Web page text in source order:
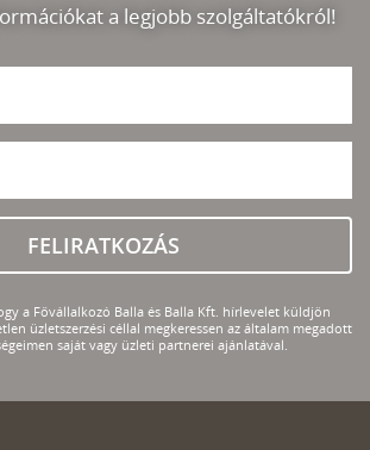
a legjobb szolgáltatókról!
FELIRATKOZÁS
a Fővállalkozó Balla és Balla Kft. hírlevelet küldjön
üzletszerzési céllal megkeressen az általam megadott
saját vagy üzleti partnerei ajánlatával.